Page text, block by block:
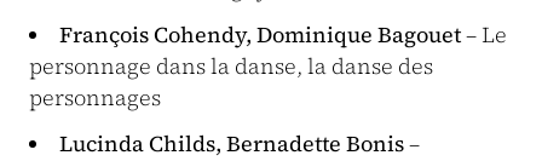
François Cohendy, Dominique Bagouet– Le
personnage dans la danse, la danse des
personnages
Lucinda Childs, Bernadette Bonis–